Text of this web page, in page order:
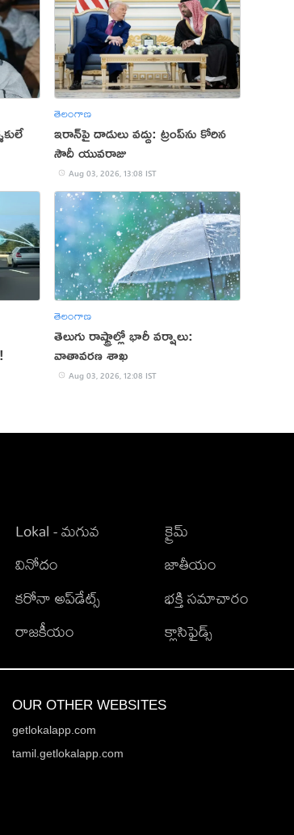
తెలంగాణ
ఇరాన్‌పై దాడులు వద్దు: ట్రంప్‌ను కోరిన
సౌదీ యువరాజు
Aug 03, 2026, 13:08 IST
తెలంగాణ
తెలుగు రాష్ట్రాల్లో భారీ వర్షాలు:
వాతావరణ శాఖ
Aug 03, 2026, 12:08 IST
Lokal - మగువ
వినోదం
కరోనా అప్‌డేట్స్
రాజకీయం
క్రైమ్
జాతీయం
భక్తి సమాచారం
క్లాసిఫైడ్స్
OUR OTHER WEBSITES
getlokalapp.com
tamil.getlokalapp.com